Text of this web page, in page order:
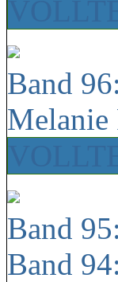
Band 96:
Melanie
Band
Band 94: